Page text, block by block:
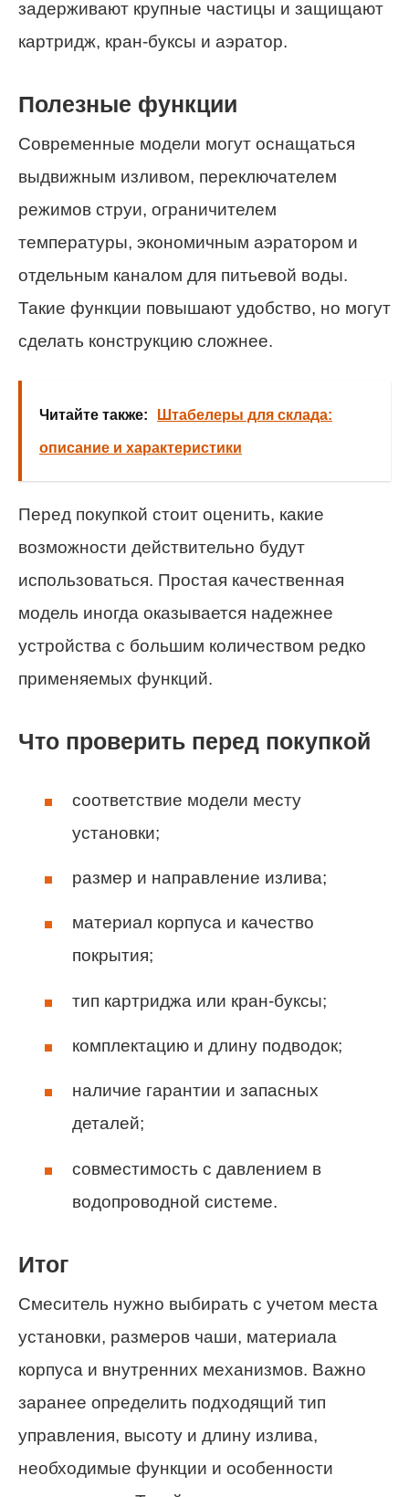
задерживают крупные частицы и защищают
картридж, кран-буксы и аэратор.
Полезные функции
Современные модели могут оснащаться
выдвижным изливом, переключателем
режимов струи, ограничителем
температуры, экономичным аэратором и
отдельным каналом для питьевой воды.
Такие функции повышают удобство, но могут
сделать конструкцию сложнее.
Читайте также: Штабелеры для склада:
описание и характеристики
Перед покупкой стоит оценить, какие
возможности действительно будут
использоваться. Простая качественная
модель иногда оказывается надежнее
устройства с большим количеством редко
применяемых функций.
Что проверить перед покупкой
соответствие модели месту
установки;
размер и направление излива;
материал корпуса и качество
покрытия;
тип картриджа или кран-буксы;
комплектацию и длину подводок;
наличие гарантии и запасных
деталей;
совместимость с давлением в
водопроводной системе.
Итог
Смеситель нужно выбирать с учетом места
установки, размеров чаши, материала
корпуса и внутренних механизмов. Важно
заранее определить подходящий тип
управления, высоту и длину излива,
необходимые функции и особенности